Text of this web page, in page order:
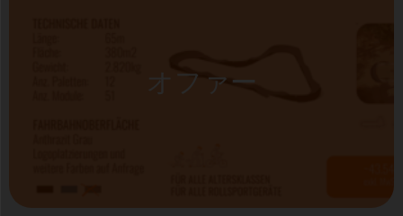
オファー